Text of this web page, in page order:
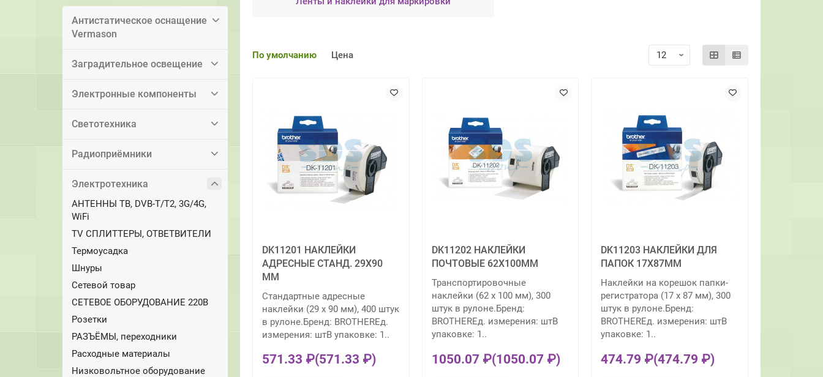
Антистатическое оснащение
Vermason
Заградительное освещение
Электронные компоненты
Светотехника
Радиоприёмники
Электротехника
АНТЕННЫ ТВ, DVB-T/T2, 3G/4G,
WiFi
TV СПЛИТТЕРЫ, ОТВЕТВИТЕЛИ
Термоусадка
Шнуры
Сетевой товар
СЕТЕВОЕ ОБОРУДОВАНИЕ 220В
Розетки
РАЗЪЁМЫ, переходники
Расходные материалы
Низковольтное оборудование
По умолчанию Цена
DK11201 НАКЛЕЙКИ
АДРЕСНЫЕ СТАНД. 29Х90
ММ
Стандартные адресные
наклейки (29 x 90 мм), 400 штук
в рулоне.Бренд: BROTHERЕд.
измерения: штВ упаковке: 1..
571.33 ₽(571.33 ₽)
DK11202 НАКЛЕЙКИ
ПОЧТОВЫЕ 62Х100ММ
Транспортировочные
наклейки (62 x 100 мм), 300
штук в рулоне.Бренд:
BROTHERЕд. измерения: штВ
упаковке: 1..
1050.07 ₽(1050.07 ₽)
DK11203 НАКЛЕЙКИ ДЛЯ
ПАПОК 17Х87ММ
Наклейки на корешок папки-
регистратора (17 x 87 мм), 300
штук в рулоне.Бренд:
BROTHERЕд. измерения: штВ
упаковке: 1..
474.79 ₽(474.79 ₽)